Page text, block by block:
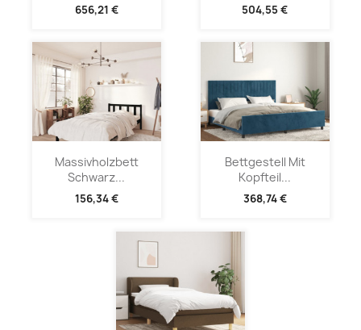
656,21 € 504,55 €
Massivholzbett
Schwarz...
156,34 €
Bettgestell Mit
Kopfteil...
368,74 €